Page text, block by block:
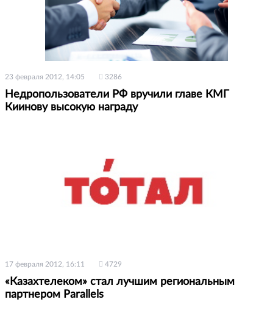
23 февраля 2012, 14:05 3286
Недропользователи РФ вручили главе КМГ
Киинову высокую награду
17 февраля 2012, 16:11 4729
«Казахтелеком» стал лучшим региональным
партнером Parallels